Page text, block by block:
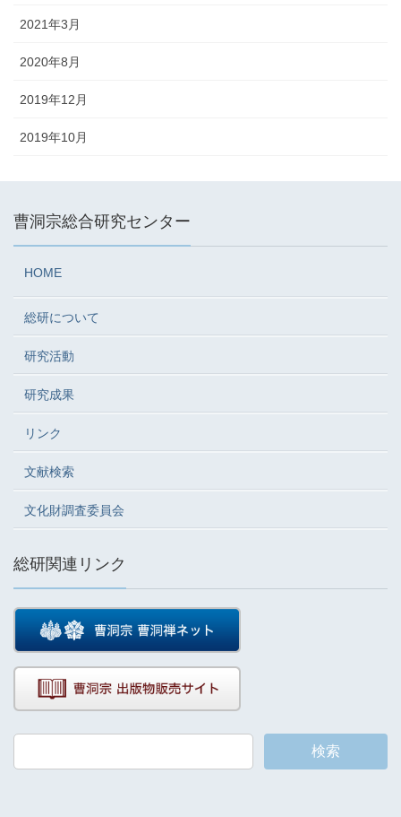
2021年3月
2020年8月
2019年12月
2019年10月
曹洞宗総合研究センター
HOME
総研について
研究活動
研究成果
リンク
文献検索
文化財調査委員会
総研関連リンク
検索